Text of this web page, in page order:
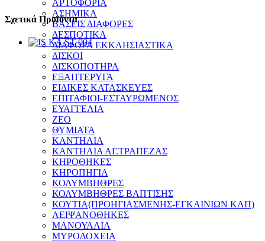
ΑΡΤΟΦΟΡΙΑ
ΑΣΗΜΙΚΑ
ΒΑΣΕΙΣ ΔΙΑΦΟΡΕΣ
ΔΕΣΠΟΤΙΚΑ
ΔΙΑΦΟΡΑ ΕΚΚΛΗΣΙΑΣΤΙΚΑ
ΔΙΣΚΟΙ
ΔΙΣΚΟΠΟΤΗΡΑ
ΕΞΑΠΤΕΡΥΓΑ
ΕΙΔΙΚΕΣ ΚΑΤΑΣΚΕΥΕΣ
ΕΠΙΤΑΦΙΟΙ-ΕΣΤΑΥΡΩΜΕΝΟΣ
ΕΥΑΓΓΕΛΙΑ
ΖΕΟ
ΘΥΜΙΑΤΑ
ΚΑΝΤΗΛΙΑ
ΚΑΝΤΗΛΙΑ ΑΓ.ΤΡΑΠΕΖΑΣ
ΚΗΡΟΘΗΚΕΣ
ΚΗΡΟΠΗΓΙΑ
ΚΟΛΥΜΒΗΘΡΕΣ
ΚΟΛΥΜΒΗΘΡΕΣ ΒΑΠΤΙΣΗΣ
ΚΟΥΤΙΑ(ΠΡΟΗΓΙΑΣΜΕΝΗΣ-ΕΓΚΑΙΝΙΩΝ ΚΛΠ)
ΛΕΙΨΑΝΟΘΗΚΕΣ
ΜΑΝΟΥΑΛΙΑ
ΜΥΡΟΔΟΧΕΙΑ
Σχετικά Προϊόντα